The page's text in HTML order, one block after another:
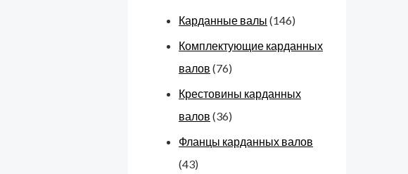
Карданные валы (146)
Комплектующие карданных
валов (76)
Крестовины карданных
валов (36)
Фланцы карданных валов
(43)